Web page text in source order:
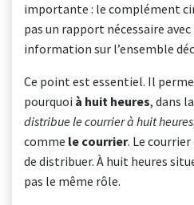
importante : le complément
pas un rapport nécessaire
information sur l’ensemble
Ce point est essentiel. Il
pourquoi à huit heures, dans
distribue le courrier à huit heures
comme le courrier. Le
de distribuer. À huit heures
pas le même rôle.